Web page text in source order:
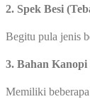
2. Spek Besi
Begitu pula jenis
3. Bahan Kanopi
Memiliki